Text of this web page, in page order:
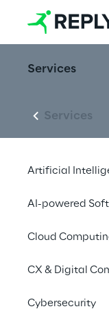
Services
Services
Artificial
AI-powered
Cloud
CX & Digital
Cybersecurity